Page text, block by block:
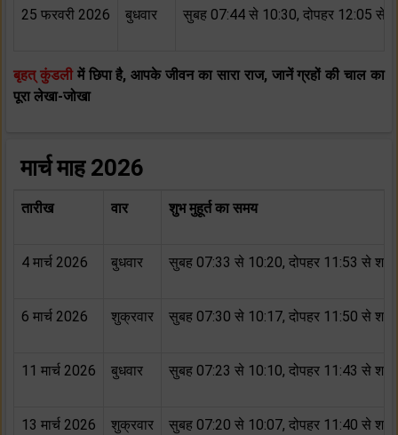
25 फरवरी 2026 बुधवार सुबह 07:44 से 10:30, दोपहर 12:05 से
बृहत् कुंडली में छिपा है, आपके जीवन का सारा राज, जानें ग्रहों की चाल का
पूरालेखा-जोखा
मार्च माह 2026
तारीख वार शुभ मुहूर्त का समय
4 मार्च 2026 बुधवार सुबह 07:33 से 10:20, दोपहर 11:53 से
6 मार्च 2026 शुक्रवार सुबह 07:30 से 10:17, दोपहर 11:50 से
11 मार्च 2026 बुधवार सुबह 07:23 से 10:10, दोपहर 11:43 से
13 मार्च 2026 शुक्रवार सुबह 07:20 से 10:07, दोपहर 11:40 से